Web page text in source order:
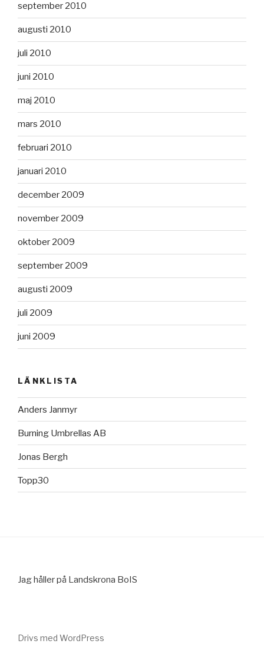
september 2010
augusti 2010
juli 2010
juni 2010
maj 2010
mars 2010
februari 2010
januari 2010
december 2009
november 2009
oktober 2009
september 2009
augusti 2009
juli 2009
juni 2009
LÄNKLISTA
Anders Janmyr
Burning Umbrellas AB
Jonas Bergh
Topp30
Jag håller på Landskrona BoIS
Drivs med WordPress